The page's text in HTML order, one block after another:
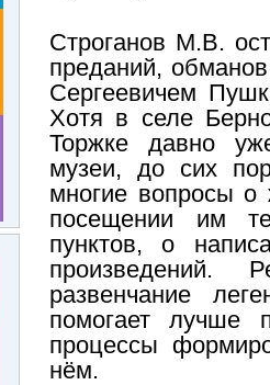
Строганов М.В.
преданий,
Сергеевичем
Хотя в селе
Торжке давно
музеи, до сих
многие вопросы о
посещении им
пунктов, о
произведений.
развенчание
помогает лучше
процессы
нём.